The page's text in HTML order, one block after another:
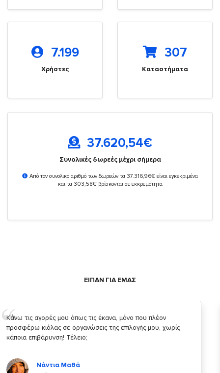
7.199
Χρήστες
307
Καταστήματα
37.620,54€
Συνολικές δωρεές μέχρι σήμερα
Από τον συνολικό αριθμό των δωρεών τα 37.316,96€ είναι εγκεκριμένα
και τα 303,58€ βρίσκονται σε εκκρεμότητα
ΕΙΠΑΝ ΓΙΑ ΕΜΑΣ
Σας ευχαριστώ που μας δίνετε την δυνατότητα να κάνουμε
κάτι!
Χρήστης του